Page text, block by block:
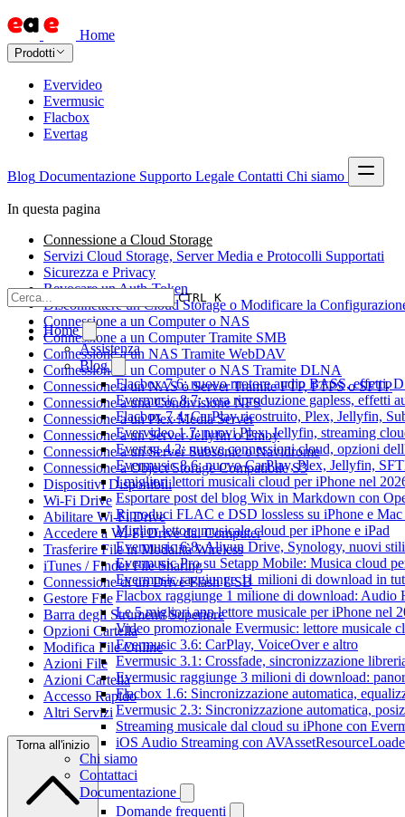
Home
Prodotti
Evervideo
Evermusic
Flacbox
Evertag
Blog Documentazione Supporto Legale Contatti Chi siamo
CTRL K
Home
Assistenza
Blog
Flacbox 7.6: nuovo motore audio BASS, effetti,
Evermusic 8.7: vera riproduzione gapless, effetti
Flacbox 7.4: CarPlay ricostruito, Plex, Jellyfin,
Evervideo 1.7: nuovi Plex, Jellyfin, streaming
Evertag 4.2: nuove connessioni cloud, opzioni
Evermusic 8.6: nuovo CarPlay, Plex, Jellyfin,
I migliori lettori musicali cloud per iPhone nel
Esportare post del blog Wix in Markdown con
Riproduci FLAC e DSD lossless su iPhone e
Miglior lettore musicale cloud per iPhone e iPad
Evermusic 6.8: Aliyun Drive, Synology, nuovi
Evermusic Pro su Setapp Mobile: Musica cloud
Evermusic raggiunge 11 milioni di download in
Flacbox raggiunge 1 milione di download: Audio
Le 5 migliori app lettore musicale per iPhone nel
Video promozionale Evermusic: lettore musicale
Evermusic 3.6: CarPlay, VoiceOver e altro
Evermusic 3.1: Crossfade, sincronizzazione
Evermusic raggiunge 3 milioni di download:
Flacbox 1.6: Sincronizzazione automatica,
Evermusic 2.3: Sincronizzazione automatica,
Streaming musicale dal cloud su iPhone con
iOS Audio Streaming con
Chi siamo
Contattaci
Documentazione
Domande frequenti
In questa pagina
Connessione a Cloud Storage
Servizi Cloud Storage, Server Media e Protocolli Supportati
Sicurezza e Privacy
Revocare un Auth-Token
Disconnettere un Cloud Storage o Modificare la
Connessione a un Computer o NAS
Connessione a un Computer Tramite SMB
Connessione a un NAS Tramite WebDAV
Connessione a un Computer o NAS Tramite DLNA
Connessione a un NAS o Server Tramite FTP, FTPS o SFTP
Connessione a una Condivisione NFS
Connessione a un Plex Media Server
Connessione a un Server Jellyfin o Emby
Connessione a un Server Subsonic o Navidrome
Connessione a Object Storage Compatibile S3
Dispositivi Disponibili
Wi-Fi Drive
Abilitare Wi-Fi Drive
Accedere a Wi-Fi Drive dal Computer
Trasferire File in Modalità Wireless
iTunes / Finder File Sharing
Connessione di un Drive Flash USB
Gestore File
Barra degli Strumenti Superiore
Opzioni Cartella
Modifica File Online
Azioni File
Azioni Cartella
Accesso Rapido
Altri Servizi
Torna all'inizio